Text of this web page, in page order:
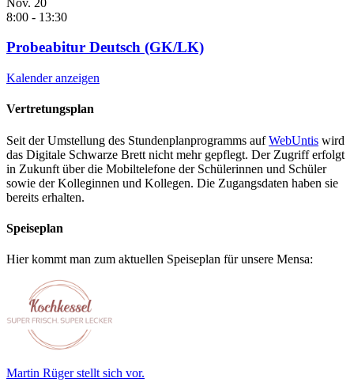
8:00 - 13:30
Probeabitur Deutsch (GK/LK)
Kalender anzeigen
Vertretungsplan
Seit der Umstellung des Stundenplanprogramms aufWebUntis wird
das Digitale Schwarze Brett nicht mehr gepflegt. Der Zugriff erfolgt
in Zukunft über die Mobiltelefone der Schülerinnen und Schüler
sowie der Kolleginnen und Kollegen. Die Zugangsdaten haben sie
bereits erhalten.
Speiseplan
Hier kommt man zum aktuellen Speiseplan für unsere Mensa:
Martin Rüger stellt sich vor.